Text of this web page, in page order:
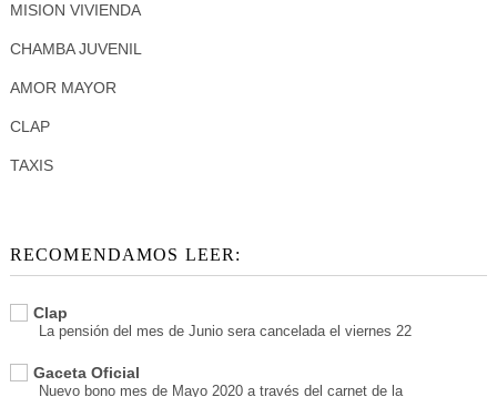
MISION VIVIENDA
CHAMBA JUVENIL
AMOR MAYOR
CLAP
TAXIS
RECOMENDAMOS LEER:
Clap
La pensión del mes de Junio sera cancelada el viernes 22
Gaceta Oficial
Nuevo bono mes de Mayo 2020 a través del carnet de la